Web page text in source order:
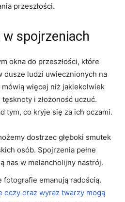
przeszłości.
spojrzeniach
‍okna ⁣do przeszłości, które
dusze ludzi uwiecznionych na
więcej niż jakiekolwiek
i⁤ złożoność uczuć.
⁣tym, co kryje się za‌ ich oczami.
dostrzec głęboki smutek
osób. Spojrzenia pełne
nas w melancholijny‌ nastrój.
fotografie emanują‍ radością.
oczy oraz wyraz twarzy mogą